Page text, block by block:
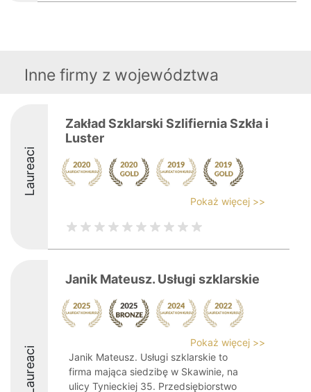
Inne firmy z województwa
Laureaci
Zakład Szklarski Szlifiernia Szkła i
Luster
Pokaż więcej >>
Laureaci
Janik Mateusz. Usługi szklarskie
Pokaż więcej >>
Janik Mateusz. Usługi szklarskie to
firma mająca siedzibę w Skawinie, na
ulicy Tynieckiej 35. Przedsiębiorstwo